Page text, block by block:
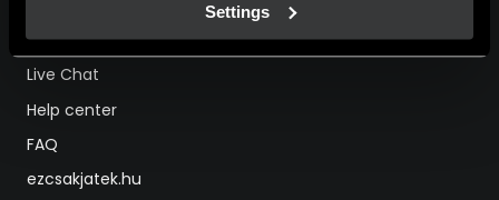
Settings
Support
Live Chat
Help center
FAQ
ezcsakjatek.hu